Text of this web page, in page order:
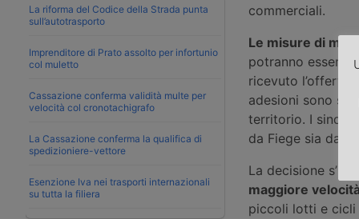
La riforma del Codice della Strada punta
sull’autotrasporto
Imprenditore di Prato assolto per infortunio
col muletto
Cassazione conferma validità multe per
velocità col cronotachigrafo
La Cassazione conferma la qualifica di
spedizioniere-vettore
Esenzione Iva nei trasporti internazionali
su tutta la filiera
commerciali.
Le misure di
potranno essere
ricevuto l’offerta
adesioni sono
territorio. I
da Fiege sia da
La decisione
maggiore
piccoli lotti e cicli